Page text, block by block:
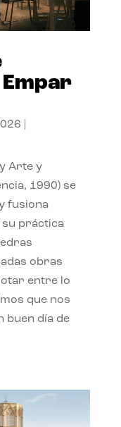
Arte y
1990) se
fusiona
su práctica
obras
entre lo
que nos
buen día de